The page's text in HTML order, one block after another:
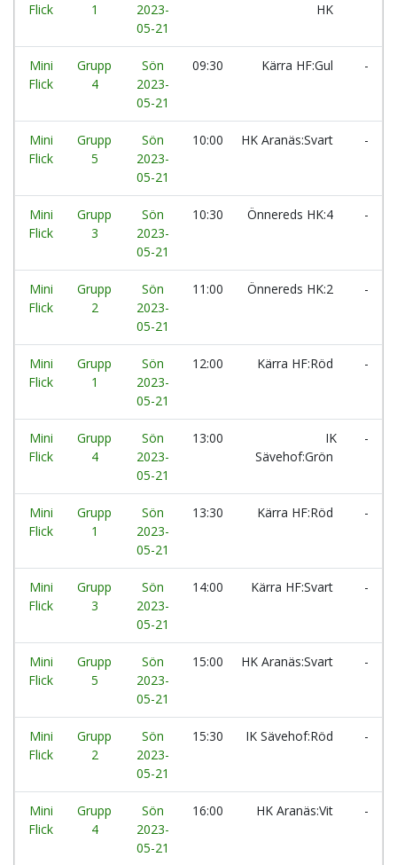
Flick
1
2023-
05-21
HK
Mini
Flick
Grupp
4
Sön
2023-
05-21
09:30 Kärra HF:Gul -
Mini
Flick
Grupp
5
Sön
2023-
05-21
10:00 HK Aranäs:Svart -
Mini
Flick
Grupp
3
Sön
2023-
05-21
10:30 Önnereds HK:4 -
Mini
Flick
Grupp
2
Sön
2023-
05-21
11:00 Önnereds HK:2 -
Mini
Flick
Grupp
1
Sön
2023-
05-21
12:00 Kärra HF:Röd -
Mini
Flick
Grupp
4
Sön
2023-
05-21
13:00
IK
Sävehof:Grön
-
Mini
Flick
Grupp
1
Sön
2023-
05-21
13:30 Kärra HF:Röd -
Mini
Flick
Grupp
3
Sön
2023-
05-21
14:00 Kärra HF:Svart -
Mini
Flick
Grupp
5
Sön
2023-
05-21
15:00 HK Aranäs:Svart -
Mini
Flick
Grupp
2
Sön
2023-
05-21
15:30 IK Sävehof:Röd -
Mini
Flick
Grupp
4
Sön
2023-
05-21
16:00 HK Aranäs:Vit -